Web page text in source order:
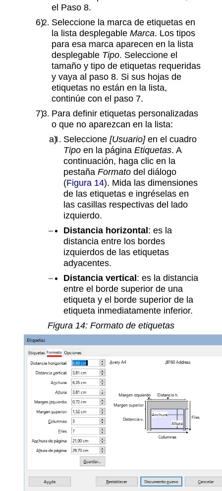
el Paso 8.
Seleccione la marca de etiquetas en
la lista desplegable Marca. Los tipos
para esa marca aparecen en la lista
desplegable Tipo. Seleccione el
tamaño y tipo de etiquetas requeridas
y vaya al paso 8. Si sus hojas de
etiquetas no están en la lista,
continúe con el paso 7.
Para definir etiquetas personalizadas
o que no aparezcan en la lista:
Seleccione [Usuario]en el cuadro
Tipo en la página Etiquetas. A
continuación, haga clic en la
pestaña Formato del diálogo
(Figura 14). Mida las dimensiones
de las etiquetas e ingréselas en
las casillas respectivas del lado
izquierdo.
Distancia horizontal: es la
distancia entre los bordes
izquierdos de las etiquetas
adyacentes.
Distancia vertical: es la distancia
entre el borde superior de una
etiqueta y el borde superior de la
etiqueta inmediatamente inferior.
Figura 14: Formato de etiquetas